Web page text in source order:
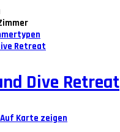
Dive Retreat
Auf Karte zeigen